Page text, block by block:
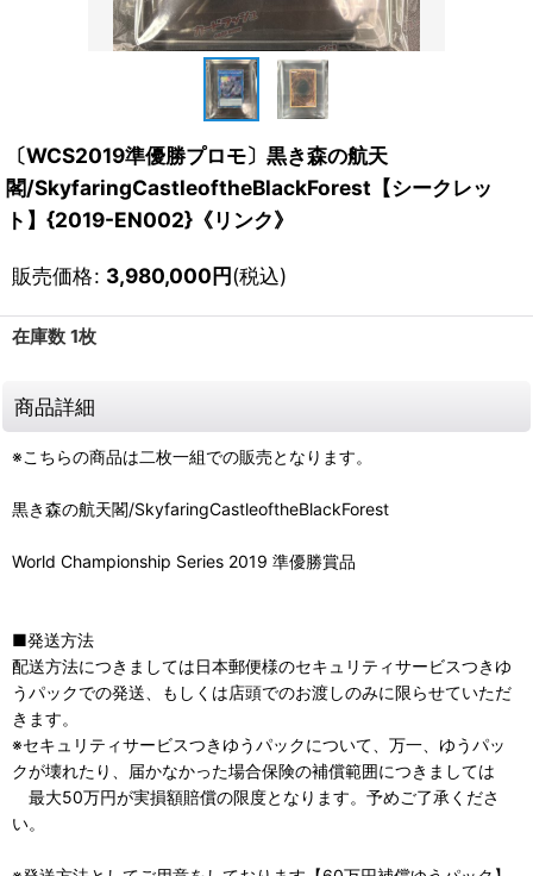
〔WCS2019準優勝プロモ〕黒き森の航天
閣/SkyfaringCastleoftheBlackForest【シークレッ
ト】{2019-EN002}《リンク》
販売価格: 3,980,000円(税込)
在庫数 1枚
商品詳細
※こちらの商品は二枚一組での販売となります。
黒き森の航天閣/SkyfaringCastleoftheBlackForest
World Championship Series 2019 準優勝賞品
■発送方法
配送方法につきましては日本郵便様のセキュリティサービスつきゆ
うパックでの発送、もしくは店頭でのお渡しのみに限らせていただ
きます。
※セキュリティサービスつきゆうパックについて、万一、ゆうパッ
クが壊れたり、届かなかった場合保険の補償範囲につきましては
最大50万円が実損額賠償の限度となります。予めご了承くださ
い。